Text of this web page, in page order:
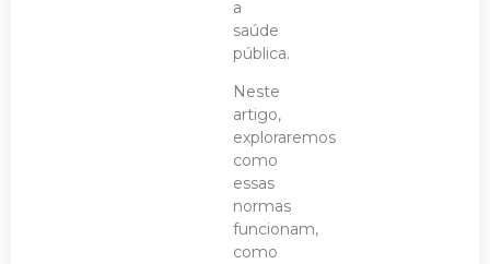
a
saúde
pública.
Neste
artigo,
exploraremos
como
essas
normas
funcionam,
como